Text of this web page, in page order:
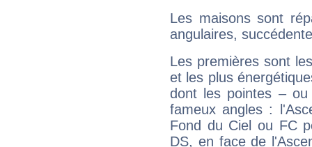
Les maisons sont
angulaires,
Les premières sont
et les plus
dont les pointes –
fameux angles :
Fond du Ciel ou FC
DS, en face de